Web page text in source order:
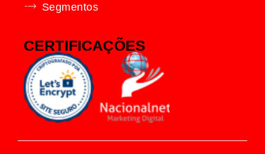
Segmentos
CERTIFICAÇÕES